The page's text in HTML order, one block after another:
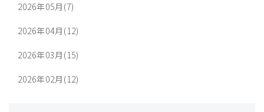
2026年05月(7)
2026年04月(12)
2026年03月(15)
2026年02月(12)